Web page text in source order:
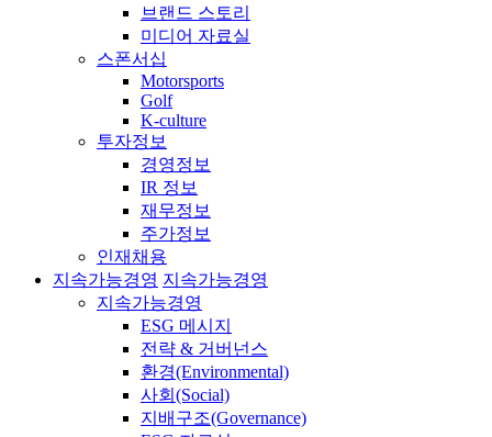
브랜드 스토리
미디어 자료실
스폰서십
Motorsports
Golf
K-culture
투자정보
경영정보
IR 정보
재무정보
주가정보
인재채용
지속가능경영 지속가능경영
지속가능경영
ESG 메시지
전략 & 거버넌스
환경(Environmental)
사회(Social)
지배구조(Governance)